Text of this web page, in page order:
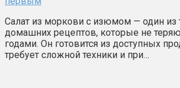
Салат из моркови с изюмом — один из
домашних рецептов, которые не
годами. Он готовится из доступных
требует сложной техники и при…